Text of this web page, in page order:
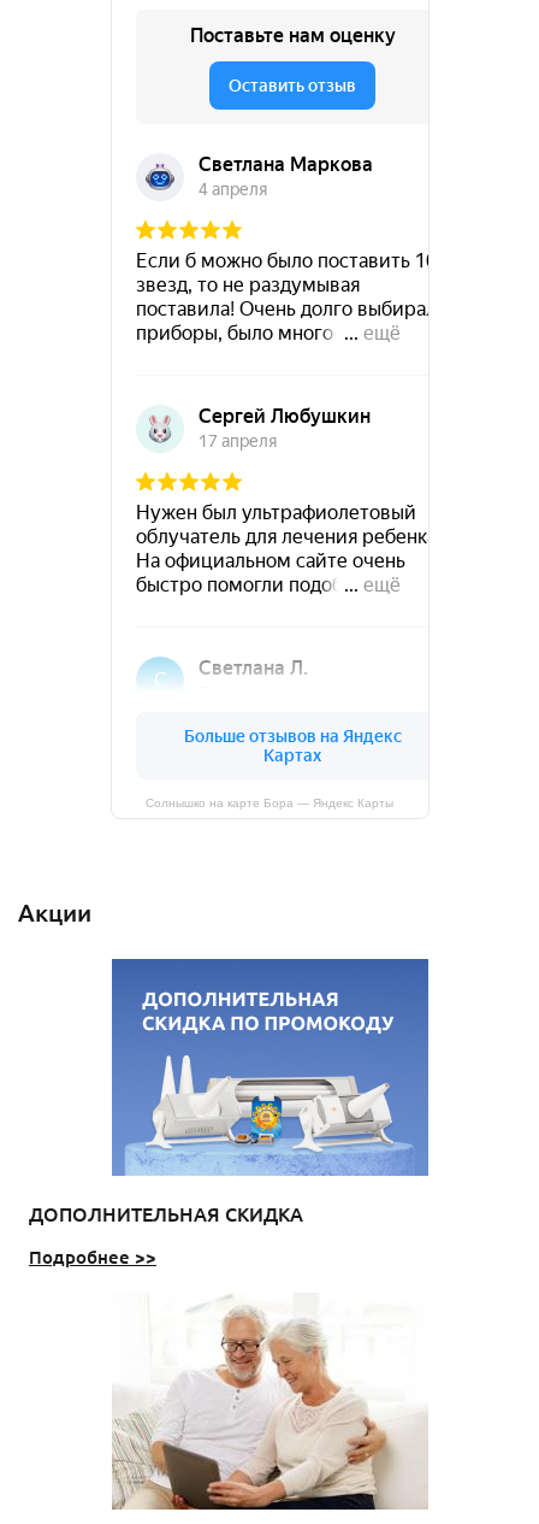
Солнышко на карте Бора — Яндекс Карты
Акции
ДОПОЛНИТЕЛЬНАЯ СКИДКА
Подробнее >>